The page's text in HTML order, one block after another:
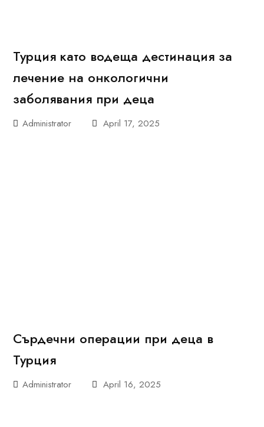
Турция като водеща дестинация за
лечение на онкологични
заболявания при деца
Administrator April 17, 2025
Сърдечни операции при деца в
Турция
Administrator April 16, 2025